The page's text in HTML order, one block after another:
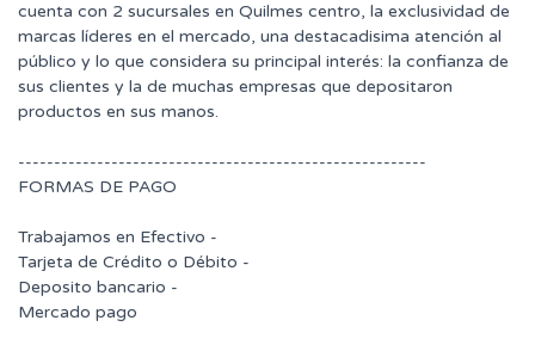
cuenta con 2 sucursales en Quilmes centro, la exclusividad de
marcas líderes en el mercado, una destacadisima atención al
público y lo que considera su principal interés: la confianza de
sus clientes y la de muchas empresas que depositaron
productos en sus manos.
---------------------------------------------------------
FORMAS DE PAGO
Trabajamos en Efectivo -
Tarjeta de Crédito o Débito -
Deposito bancario -
Mercado pago